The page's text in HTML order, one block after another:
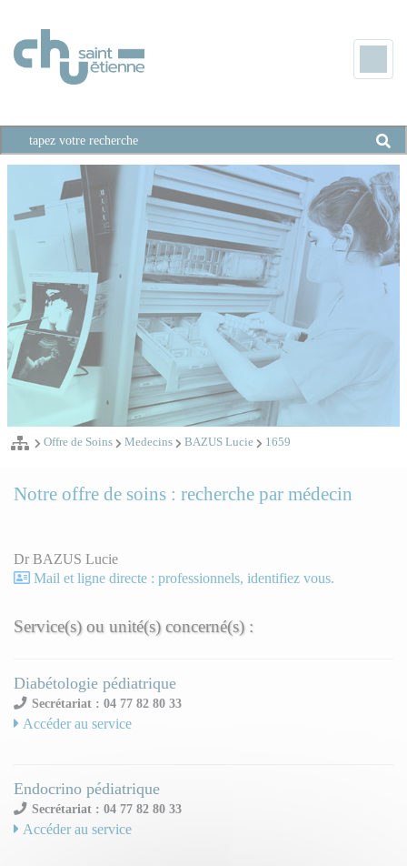
Offre de Soins Medecins BAZUS Lucie 1659
Notre offre de soins : recherche par médecin
Dr BAZUS Lucie
Mail et ligne directe : professionnels, identifiez vous.
Service(s) ou unité(s) concerné(s) :
Diabétologie pédiatrique
Secrétariat : 04 77 82 80 33
Accéder au service
Endocrino pédiatrique
Secrétariat : 04 77 82 80 33
Accéder au service